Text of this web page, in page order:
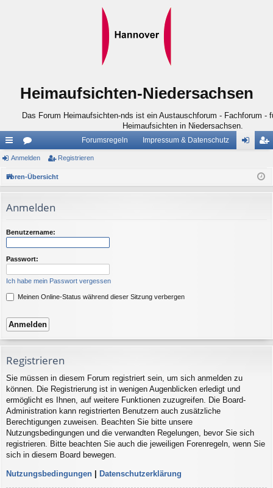
Heimaufsichten-Niedersachsen
Das Forum Heimaufsichten-nds ist ein Austauschforum - Fachforum -
Heimaufsichten in Niedersachsen.
ch
ne
ug
riff
or
en
Forumsregeln Impressum & Datenschutz
ist
Anmelden Registrieren
Foren-Übersicht
Anmelden
Benutzername:
Passwort:
Ich habe mein Passwort vergessen
Meinen Online-Status während dieser Sitzung verbergen
Registrieren
Sie müssen in diesem Forum registriert sein, um sich anmelden zu
können. Die Registrierung ist in wenigen Augenblicken erledigt und
ermöglicht es Ihnen, auf weitere Funktionen zuzugreifen. Die Board-
Administration kann registrierten Benutzern auch zusätzliche
Berechtigungen zuweisen. Beachten Sie bitte unsere
Nutzungsbedingungen und die verwandten Regelungen, bevor Sie sich
registrieren. Bitte beachten Sie auch die jeweiligen Forenregeln, wenn Sie
sich in diesem Board bewegen.
Nutzungsbedingungen | Datenschutzerklärung